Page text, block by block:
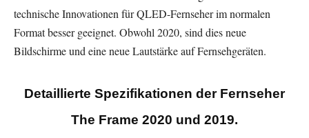
technische Innovationen für QLED-Fernseher im normalen
Format besser geeignet. Obwohl 2020, sind dies neue
Bildschirme und eine neue Lautstärke auf Fernsehgeräten.
Detaillierte Spezifikationen der Fernseher
The Frame 2020 und 2019.